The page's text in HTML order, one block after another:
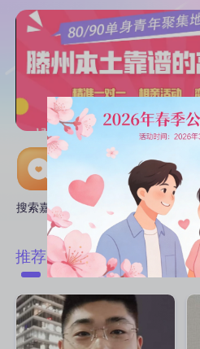
搜索嘉宾 线下活动 互选CP
推荐 匹配 附近